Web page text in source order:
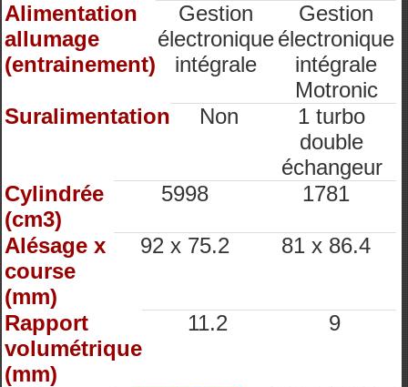
Alimentation
allumage
(entrainement)
Gestion
électronique
intégrale
Gestion
électronique
intégrale
Motronic
Suralimentation
Non
1 turbo
double
échangeur
Cylindrée
(cm3)
5998 1781
Alésage x
course
(mm)
92 x 75.2 81 x 86.4
Rapport
volumétrique
(mm)
11.2 9